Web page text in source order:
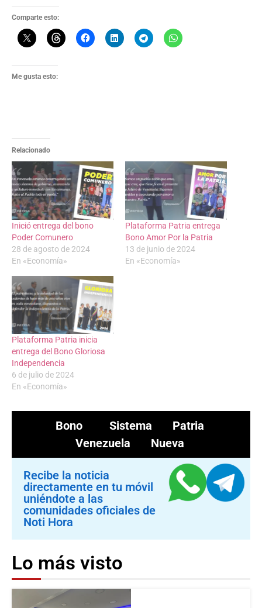
Comparte esto:
Me gusta esto:
Relacionado
Inició entrega del bono
Poder Comunero
28 de agosto de 2024
En «Economía»
Plataforma Patria entrega
Bono Amor Por la Patria
13 de junio de 2024
En «Economía»
Plataforma Patria inicia
entrega del Bono Gloriosa
Independencia
6 de julio de 2024
En «Economía»
Bono
Sistema Patria
Venezuela Nueva
Recibe la noticia
directamente en tu móvil
uniéndote a las
comunidades oficiales de
Noti Hora
Lo más visto